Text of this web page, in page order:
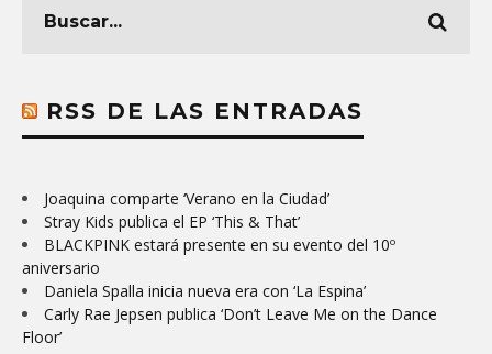
RSS DE LAS ENTRADAS
Joaquina comparte ‘Verano en la Ciudad’
Stray Kids publica el EP ‘This & That’
BLACKPINK estará presente en su evento del 10º
aniversario
Daniela Spalla inicia nueva era con ‘La Espina’
Carly Rae Jepsen publica ‘Don’t Leave Me on the Dance
Floor’